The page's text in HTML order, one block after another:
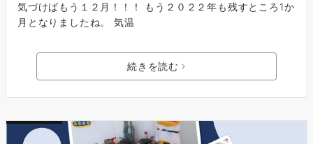
気づけばもう１２月！！！ もう２０２２年も残すところ1か
月となりましたね。 気温
続きを読む